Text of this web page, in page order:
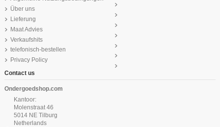
Über uns
Lieferung
Maat Advies
Verkaufshits
telefonisch-bestellen
Privacy Policy
Contact us
Ondergoedshop.com
Kantoor:
Molenstraat 46
5014 NE Tilburg
Netherlands